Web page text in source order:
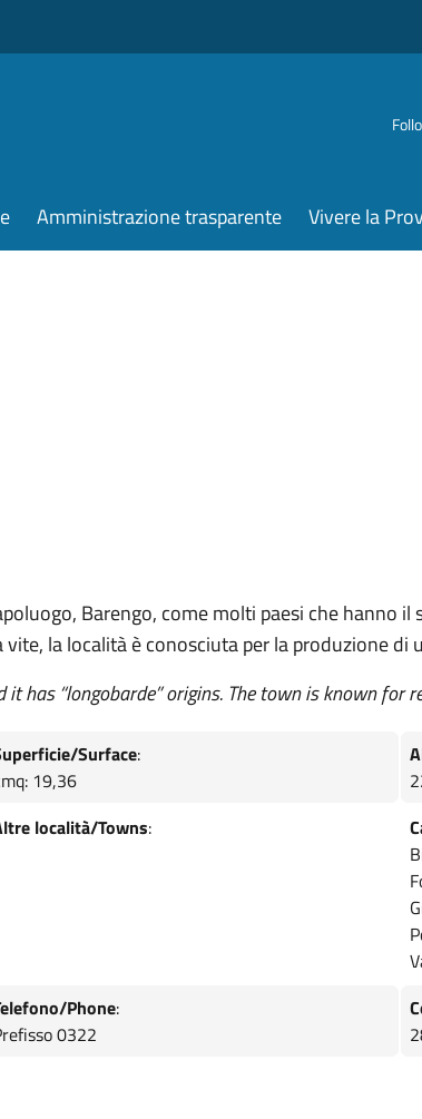
Amministrazione trasparente Vivere la
Barengo, come molti paesi che hanno
la località è conosciuta per la produzione di
has “longobarde” origins. The town is known for
Surface:
19,36
località/Towns:
Phone:
0322